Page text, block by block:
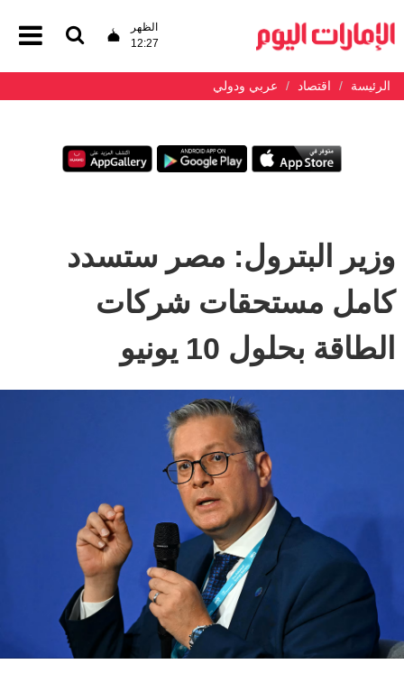
الظهر
12:27
الرئيسة اقتصاد عربي ودولي
وزير البترول: مصر ستسدد
كامل مستحقات شركات
الطاقة بحلول 10 يونيو